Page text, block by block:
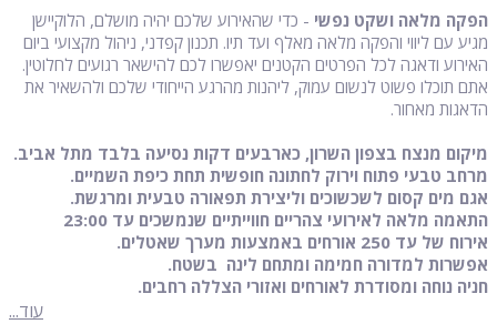
הפקה מלאה ושקט נפשי - כדי שהאירוע שלכם יהיה מושלם, הלוקיישן
מגיע עם ליווי והפקה מלאה מאלף ועד תיו. תכנון קפדני, ניהול מקצועי ביום
האירוע ודאגה לכל הפרטים הקטנים יאפשרו לכם להישאר רגועים לחלוטין.
אתם תוכלו פשוט לנשום עמוק, ליהנות מהרגע הייחודי שלכם ולהשאיר את
הדאגות מאחור.
מיקום מנצח בצפון השרון, כארבעים דקות נסיעה בלבד מתל אביב.
מרחב טבעי פתוח וירוק לחתונה חופשית תחת כיפת השמיים.
אגם מים קסום לשכשוכים וליצירת תפאורה טבעית ומרגשת.
התאמה מלאה לאירועי צהריים חווייתיים שנמשכים עד 23:00
אירוח של עד 250 אורחים באמצעות מערך שאטלים.
אפשרות למדורה חמימה ומתחם לינה בשטח.
חניה נוחה ומסודרת לאורחים ואזורי הצללה רחבים.
עוד...